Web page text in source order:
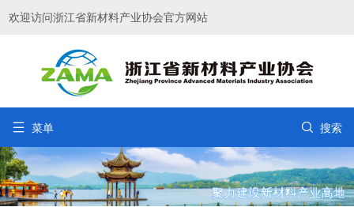
欢迎访问浙江省新材料产业协会官方网站
 菜单  搜索